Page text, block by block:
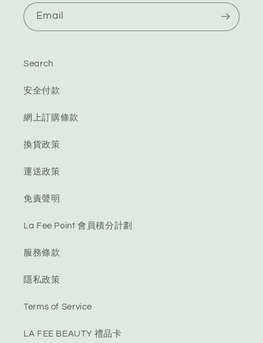
Email
Search
安全付款
網上訂購條款
換貨政策
運送政策
免責聲明
La Fee Point 會員積分計劃
服務條款
隱私政策
Terms of Service
LA FEE BEAUTY 禮品卡